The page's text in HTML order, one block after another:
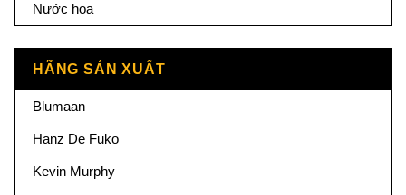
Nước hoa
HÃNG SẢN XUẤT
Blumaan
Hanz De Fuko
Kevin Murphy